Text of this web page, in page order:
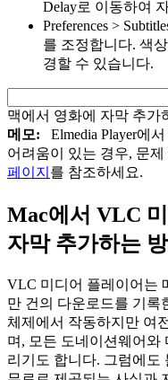
Delay로 이동하여
Preferences >
를 조정합니다. 색
경할 수 있습니다.
맥에서 영화에 자막 추가
메모:
Elmedia Player에
어려움이 있는 경우, 문
페이지 를 참조하세요.
Mac에서 VLC
자막 추가하는
VLC 미디어 플레이어는
만 건의 다운로드를 기록
체제에서 작동하지만 여
며, 모든 도네이션웨어와
리기도 합니다. 그럼에도